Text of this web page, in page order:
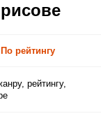
По рейтингу
рейтингу,